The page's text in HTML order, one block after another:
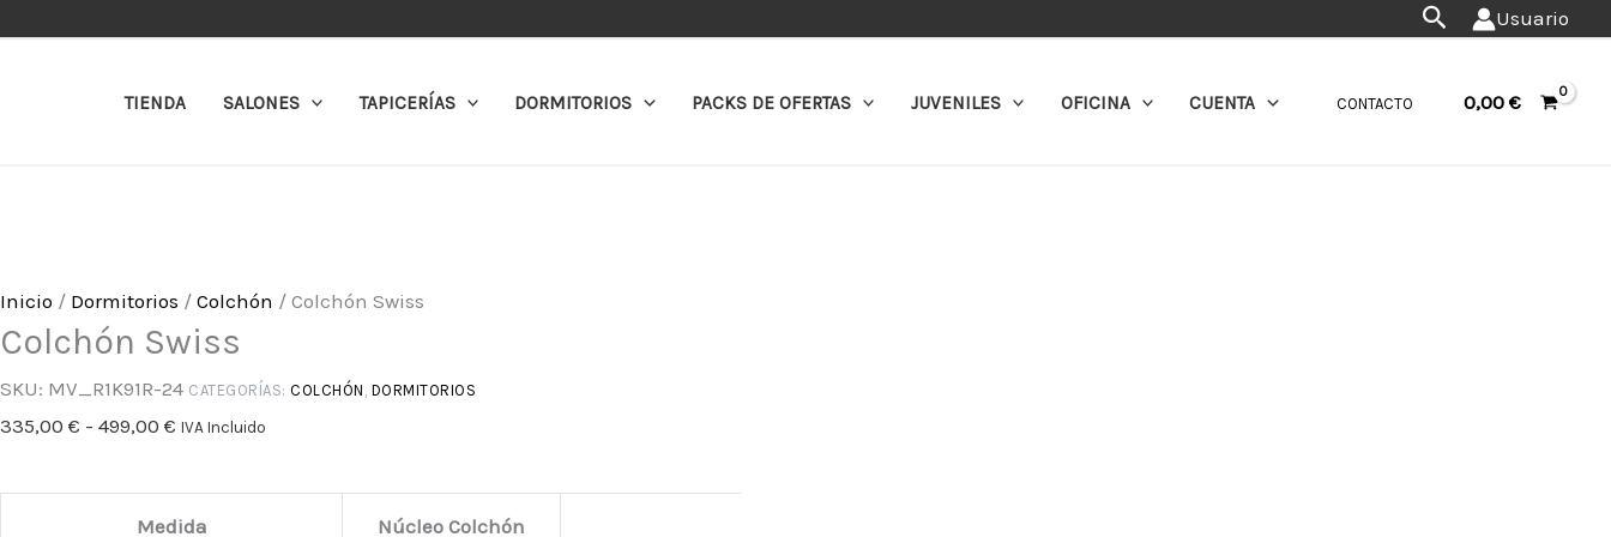
BuscarUsuario
TIENDA SALONES TAPICERÍAS DORMITORIOS PACKS DE OFERTAS JUVENILES OFICINA CUENTA CONTACTO 0,00 €
Inicio / Dormitorios / Colchón / Colchón Swiss
Colchón Swiss
SKU: MV_R1K91R-24 CATEGORÍAS: COLCHÓN , DORMITORIOS
335,00 € - 499,00 €
precios:
IVA Incluido
Medida Núcleo Colchón